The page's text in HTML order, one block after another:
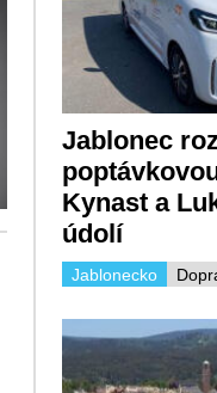
Jablonec
Kynast a
údolí
Jablonecko